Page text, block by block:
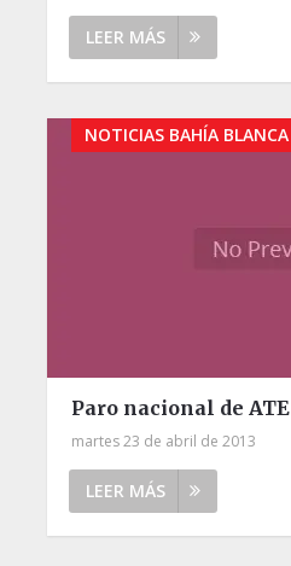
LEER MÁS
NOTICIAS BAHÍA BLANCA
Paro nacional de ATE
martes 23 de abril de 2013
LEER MÁS